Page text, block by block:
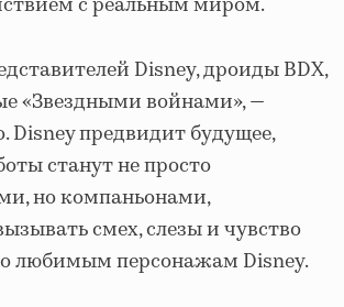
Disney, дроиды BDX,
«Звездными войнами», —
Disney предвидит будущее,
станут не просто
но компаньонами,
смех, слезы и чувство
любимым персонажам Disney.